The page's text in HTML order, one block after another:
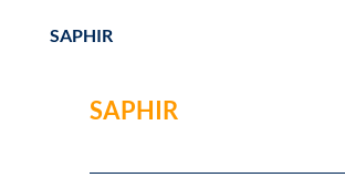
SAPHIR
SAPHIR